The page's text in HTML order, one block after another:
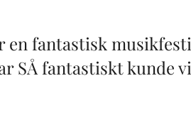
en fantastisk
SÅ fantastiskt kunde